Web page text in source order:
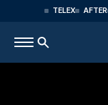
TELEX AFTER